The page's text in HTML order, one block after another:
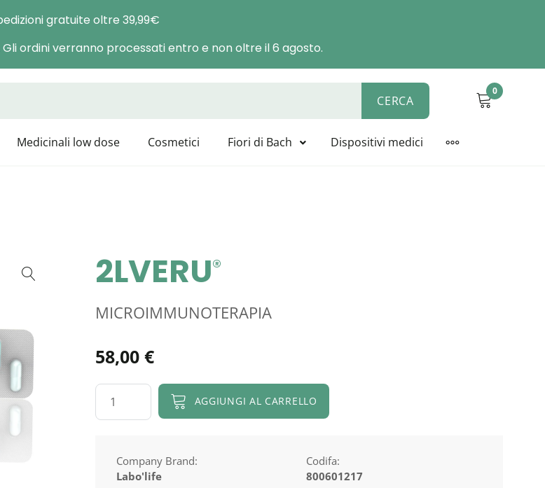
gratuite oltre 39,99€
Gli ordini verranno processati entro e non oltre il 6 agosto.
GUNA, HEEL, LABOLIFE, SYMBIOFARM, CATALYSIS, BIOLINE, NOVACELL CERCA
0
Medicinali low dose Cosmetici Fiori di Bach Dispositivi medici MORE
2LVERU®
MICROIMMUNOTERAPIA
58,00 €
2LVERU®
AGGIUNGI AL CARRELLO
Company Brand:
Labo'life
Codifa:
800601217